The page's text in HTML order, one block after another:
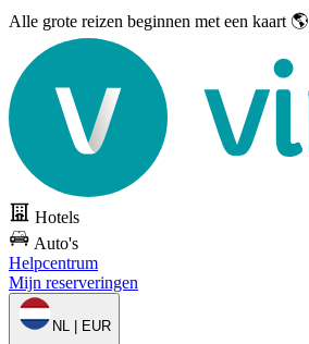
Alle grote reizen beginnen met een kaart 🌎
Hotels
Auto's
Helpcentrum
Mijn reserveringen
NL | EUR